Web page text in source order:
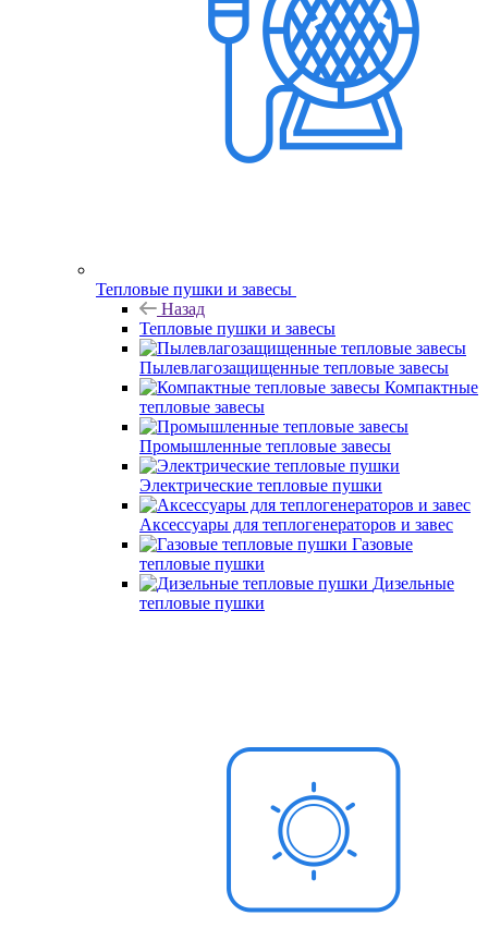
Тепловые пушки и завесы
Назад
Тепловые пушки и завесы
Пылевлагозащищенные тепловые завесы
Компактные
тепловые завесы
Промышленные тепловые завесы
Электрические тепловые пушки
Аксессуары для теплогенераторов и завес
Газовые
тепловые пушки
Дизельные
тепловые пушки